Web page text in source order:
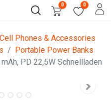
0 0
Cell Phones & Accessories
Portable Power Banks
PD 22,5W Schnellladen